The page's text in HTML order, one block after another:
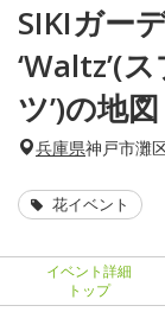
SIKIガー
‘Waltz’(
ツ’)の地
兵庫県神戸市灘
花イベント
イベント詳細
トップ